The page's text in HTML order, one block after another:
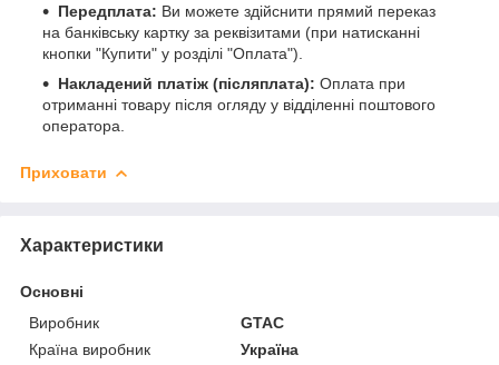
Передплата: Ви можете здійснити прямий переказ
на банківську картку за реквізитами (при натисканні
кнопки "Купити" у розділі "Оплата").
Накладений платіж (післяплата): Оплата при
отриманні товару після огляду у відділенні поштового
оператора.
Приховати
Характеристики
Основні
Виробник
GTAC
Країна виробник
Україна